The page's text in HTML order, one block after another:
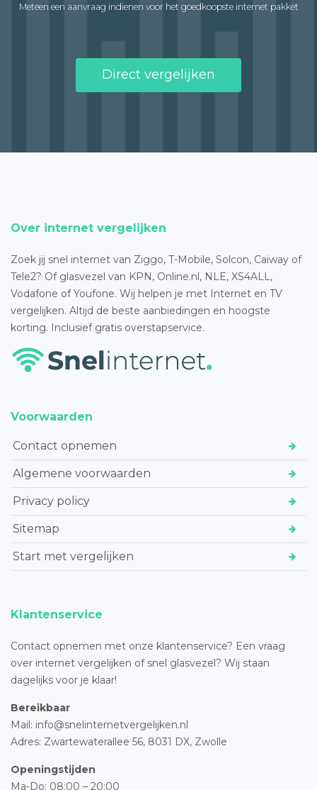
Meteen een aanvraag indienen voor het goedkoopste internet pakket
Direct vergelijken
Over internet vergelijken
Zoek jij snel internet van Ziggo, T-Mobile, Solcon, Caiway of
Tele2? Of glasvezel van KPN, Online.nl, NLE, XS4ALL,
Vodafone of Youfone. Wij helpen je met Internet en TV
vergelijken. Altijd de beste aanbiedingen en hoogste
korting. Inclusief gratis overstapservice.
Voorwaarden
Contact opnemen
Algemene voorwaarden
Privacy policy
Sitemap
Start met vergelijken
Klantenservice
Contact opnemen met onze klantenservice? Een vraag
over internet vergelijken of snel glasvezel? Wij staan
dagelijks voor je klaar!
Bereikbaar
Mail: info@snelinternetvergelijken.nl
Adres: Zwartewaterallee 56, 8031 DX, Zwolle
Openingstijden
Ma-Do: 08:00 – 20:00